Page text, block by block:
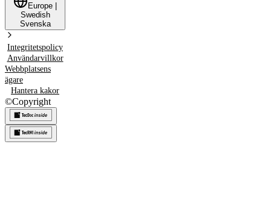
Europe
Swedish
Svenska
Integritetspolicy
Användarvillkor
Webbplatsens
ägare
Hantera kakor
©Copyright